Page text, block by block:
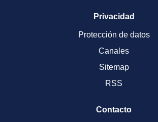
Privacidad
Protección de datos
Canales
Sitemap
RSS
Contacto